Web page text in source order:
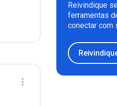
Reivindique
ferramentas
conectar com